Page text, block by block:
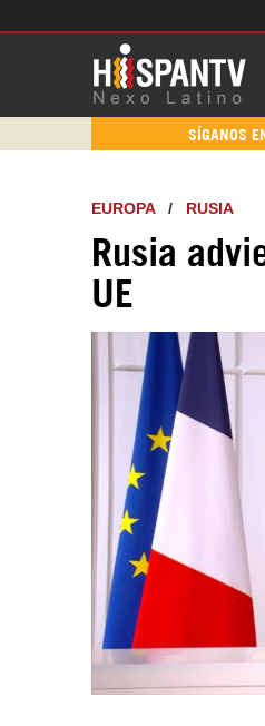
SÍGANOS EN
EUROPA/ RUSIA
Rusia
UE